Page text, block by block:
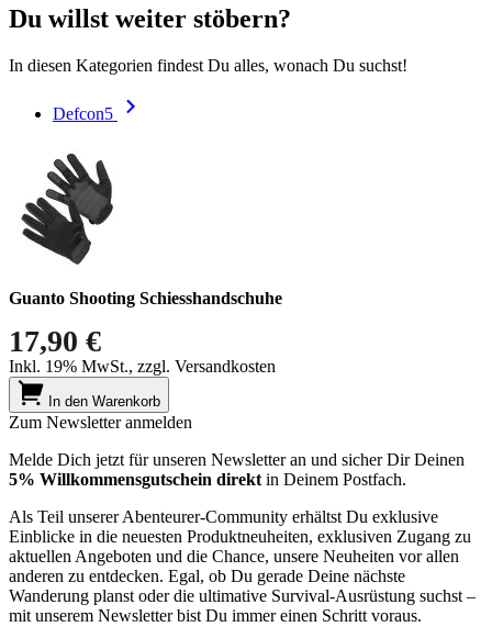
Du willst weiter stöbern?
In diesen Kategorien findest Du alles, wonach Du suchst!
Defcon5
Guanto Shooting Schiesshandschuhe
17,90 €
Inkl. 19% MwSt., zzgl. Versandkosten
In den Warenkorb
Zum Newsletter anmelden
Melde Dich jetzt für unseren Newsletter an und sicher Dir Deinen
5% Willkommensgutschein direkt in Deinem Postfach.
Als Teil unserer Abenteurer-Community erhältst Du exklusive
Einblicke in die neuesten Produktneuheiten, exklusiven Zugang zu
aktuellen Angeboten und die Chance, unsere Neuheiten vor allen
anderen zu entdecken. Egal, ob Du gerade Deine nächste
Wanderung planst oder die ultimative Survival-Ausrüstung suchst –
mit unserem Newsletter bist Du immer einen Schritt voraus.